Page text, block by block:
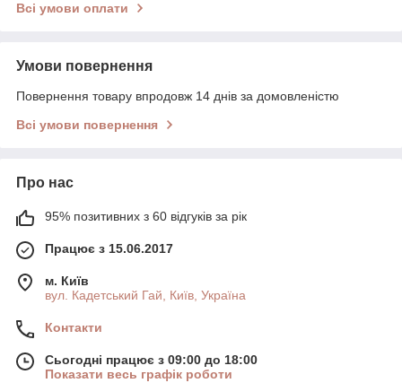
Всі умови оплати
Умови повернення
Повернення товару впродовж 14 днів за домовленістю
Всі умови повернення
Про нас
95% позитивних з 60 відгуків за рік
Працює з 15.06.2017
м. Київ
вул. Кадетський Гай, Київ, Україна
Контакти
Сьогодні працює з 09:00 до 18:00
Показати весь графік роботи